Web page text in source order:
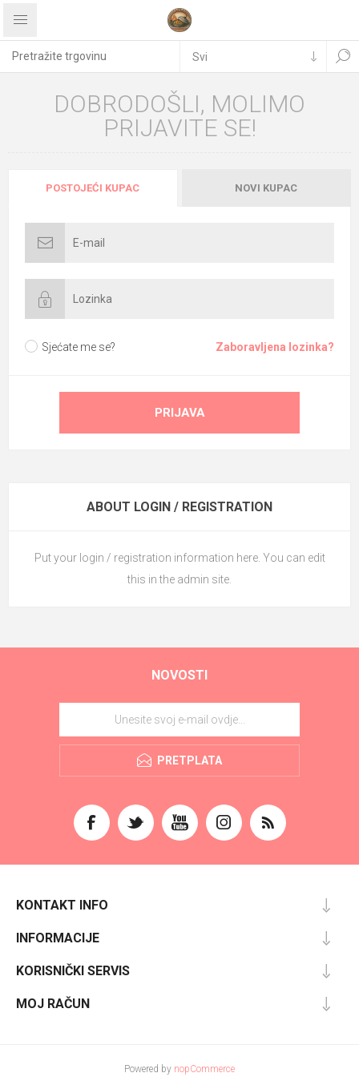
DOBRODOŠLI, MOLIMO
PRIJAVITE SE!
POSTOJEĆI KUPAC NOVI KUPAC
Sjećate me se? Zaboravljena lozinka?
PRIJAVA
ABOUT LOGIN / REGISTRATION
Put your login / registration information here. You can edit
this in the admin site.
NOVOSTI
PRETPLATA
KONTAKT INFO
INFORMACIJE
KORISNIČKI SERVIS
MOJ RAČUN
Powered by nopCommerce